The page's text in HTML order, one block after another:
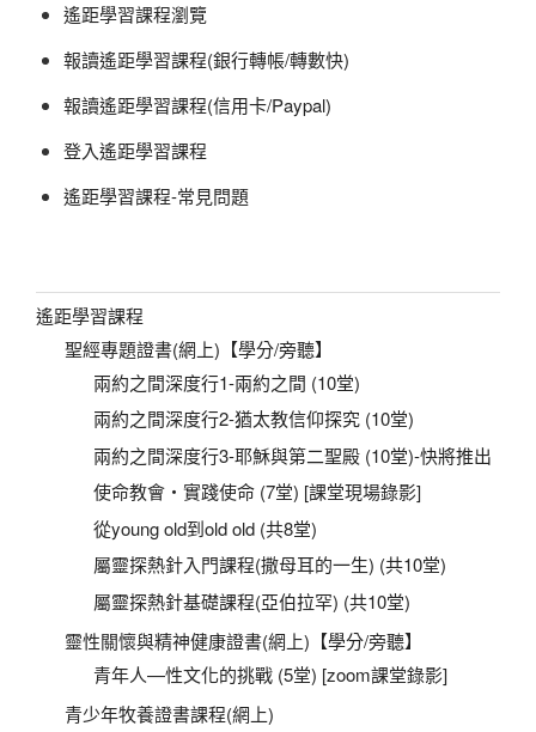
遙距學習課程瀏覽
報讀遙距學習課程(銀行轉帳/轉數快)
報讀遙距學習課程(信用卡/Paypal)
登入遙距學習課程
遙距學習課程-常見問題
遙距學習課程
聖經專題證書(網上)【學分/旁聽】
兩約之間深度行1-兩約之間 (10堂)
兩約之間深度行2-猶太教信仰探究 (10堂)
兩約之間深度行3-耶穌與第二聖殿 (10堂)-快將推出
使命教會‧實踐使命 (7堂) [課堂現場錄影]
從young old到old old (共8堂)
屬靈探熱針入門課程(撒母耳的一生) (共10堂)
屬靈探熱針基礎課程(亞伯拉罕) (共10堂)
靈性關懷與精神健康證書(網上)【學分/旁聽】
青年人—性文化的挑戰 (5堂) [zoom課堂錄影]
青少年牧養證書課程(網上)